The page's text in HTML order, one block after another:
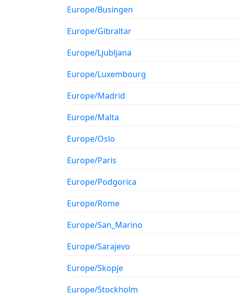
Europe/Busingen
Europe/Gibraltar
Europe/Ljubljana
Europe/Luxembourg
Europe/Madrid
Europe/Malta
Europe/Oslo
Europe/Paris
Europe/Podgorica
Europe/Rome
Europe/San_Marino
Europe/Sarajevo
Europe/Skopje
Europe/Stockholm